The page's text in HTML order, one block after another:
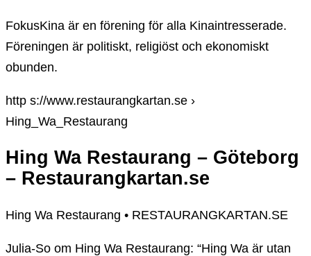
FokusKina är en förening för alla Kinaintresserade.
Föreningen är politiskt, religiöst och ekonomiskt
obunden.
http s://www.restaurangkartan.se ›
Hing_Wa_Restaurang
Hing Wa Restaurang – Göteborg
– Restaurangkartan.se
Hing Wa Restaurang • RESTAURANGKARTAN.SE
Julia-So om Hing Wa Restaurang: “Hing Wa är utan